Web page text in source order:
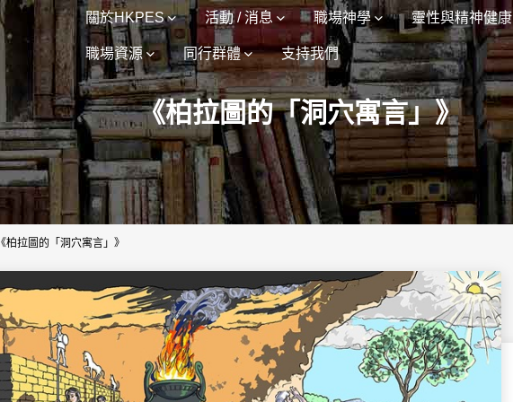
關於HKPES 活動 / 消息 職場神學 靈性與精神健康
職場資源 同行群體 支持我們
《柏拉圖的「洞穴寓言」》
《柏拉圖的「洞穴寓言」》